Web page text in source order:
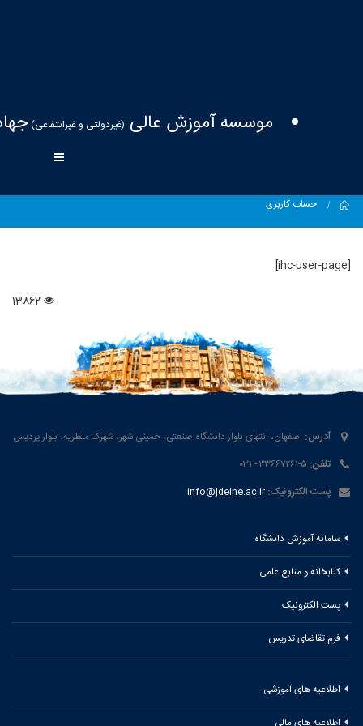
موسسه آموزش عالی (غیردولتی و غیرانتفاعی)
Home
حساب کاربری
[ihc-user-page]
آدرس: اصفهان، انتهای بلوار دانشگاه صنعتی، خمینی شهر، شهرک منظریه، بلوار پردیس
تلفن: ۵-۳۳۶۶۷۲۶۱ - ۰۳۱
پست الکترونیک: info@jdeihe.ac.ir
سامانه آموزش دانشگاه
کتابخانه و منابع علمی
پست الکترونیک
فرم تقاضای تدریس
اطلاعیه های آموزشی